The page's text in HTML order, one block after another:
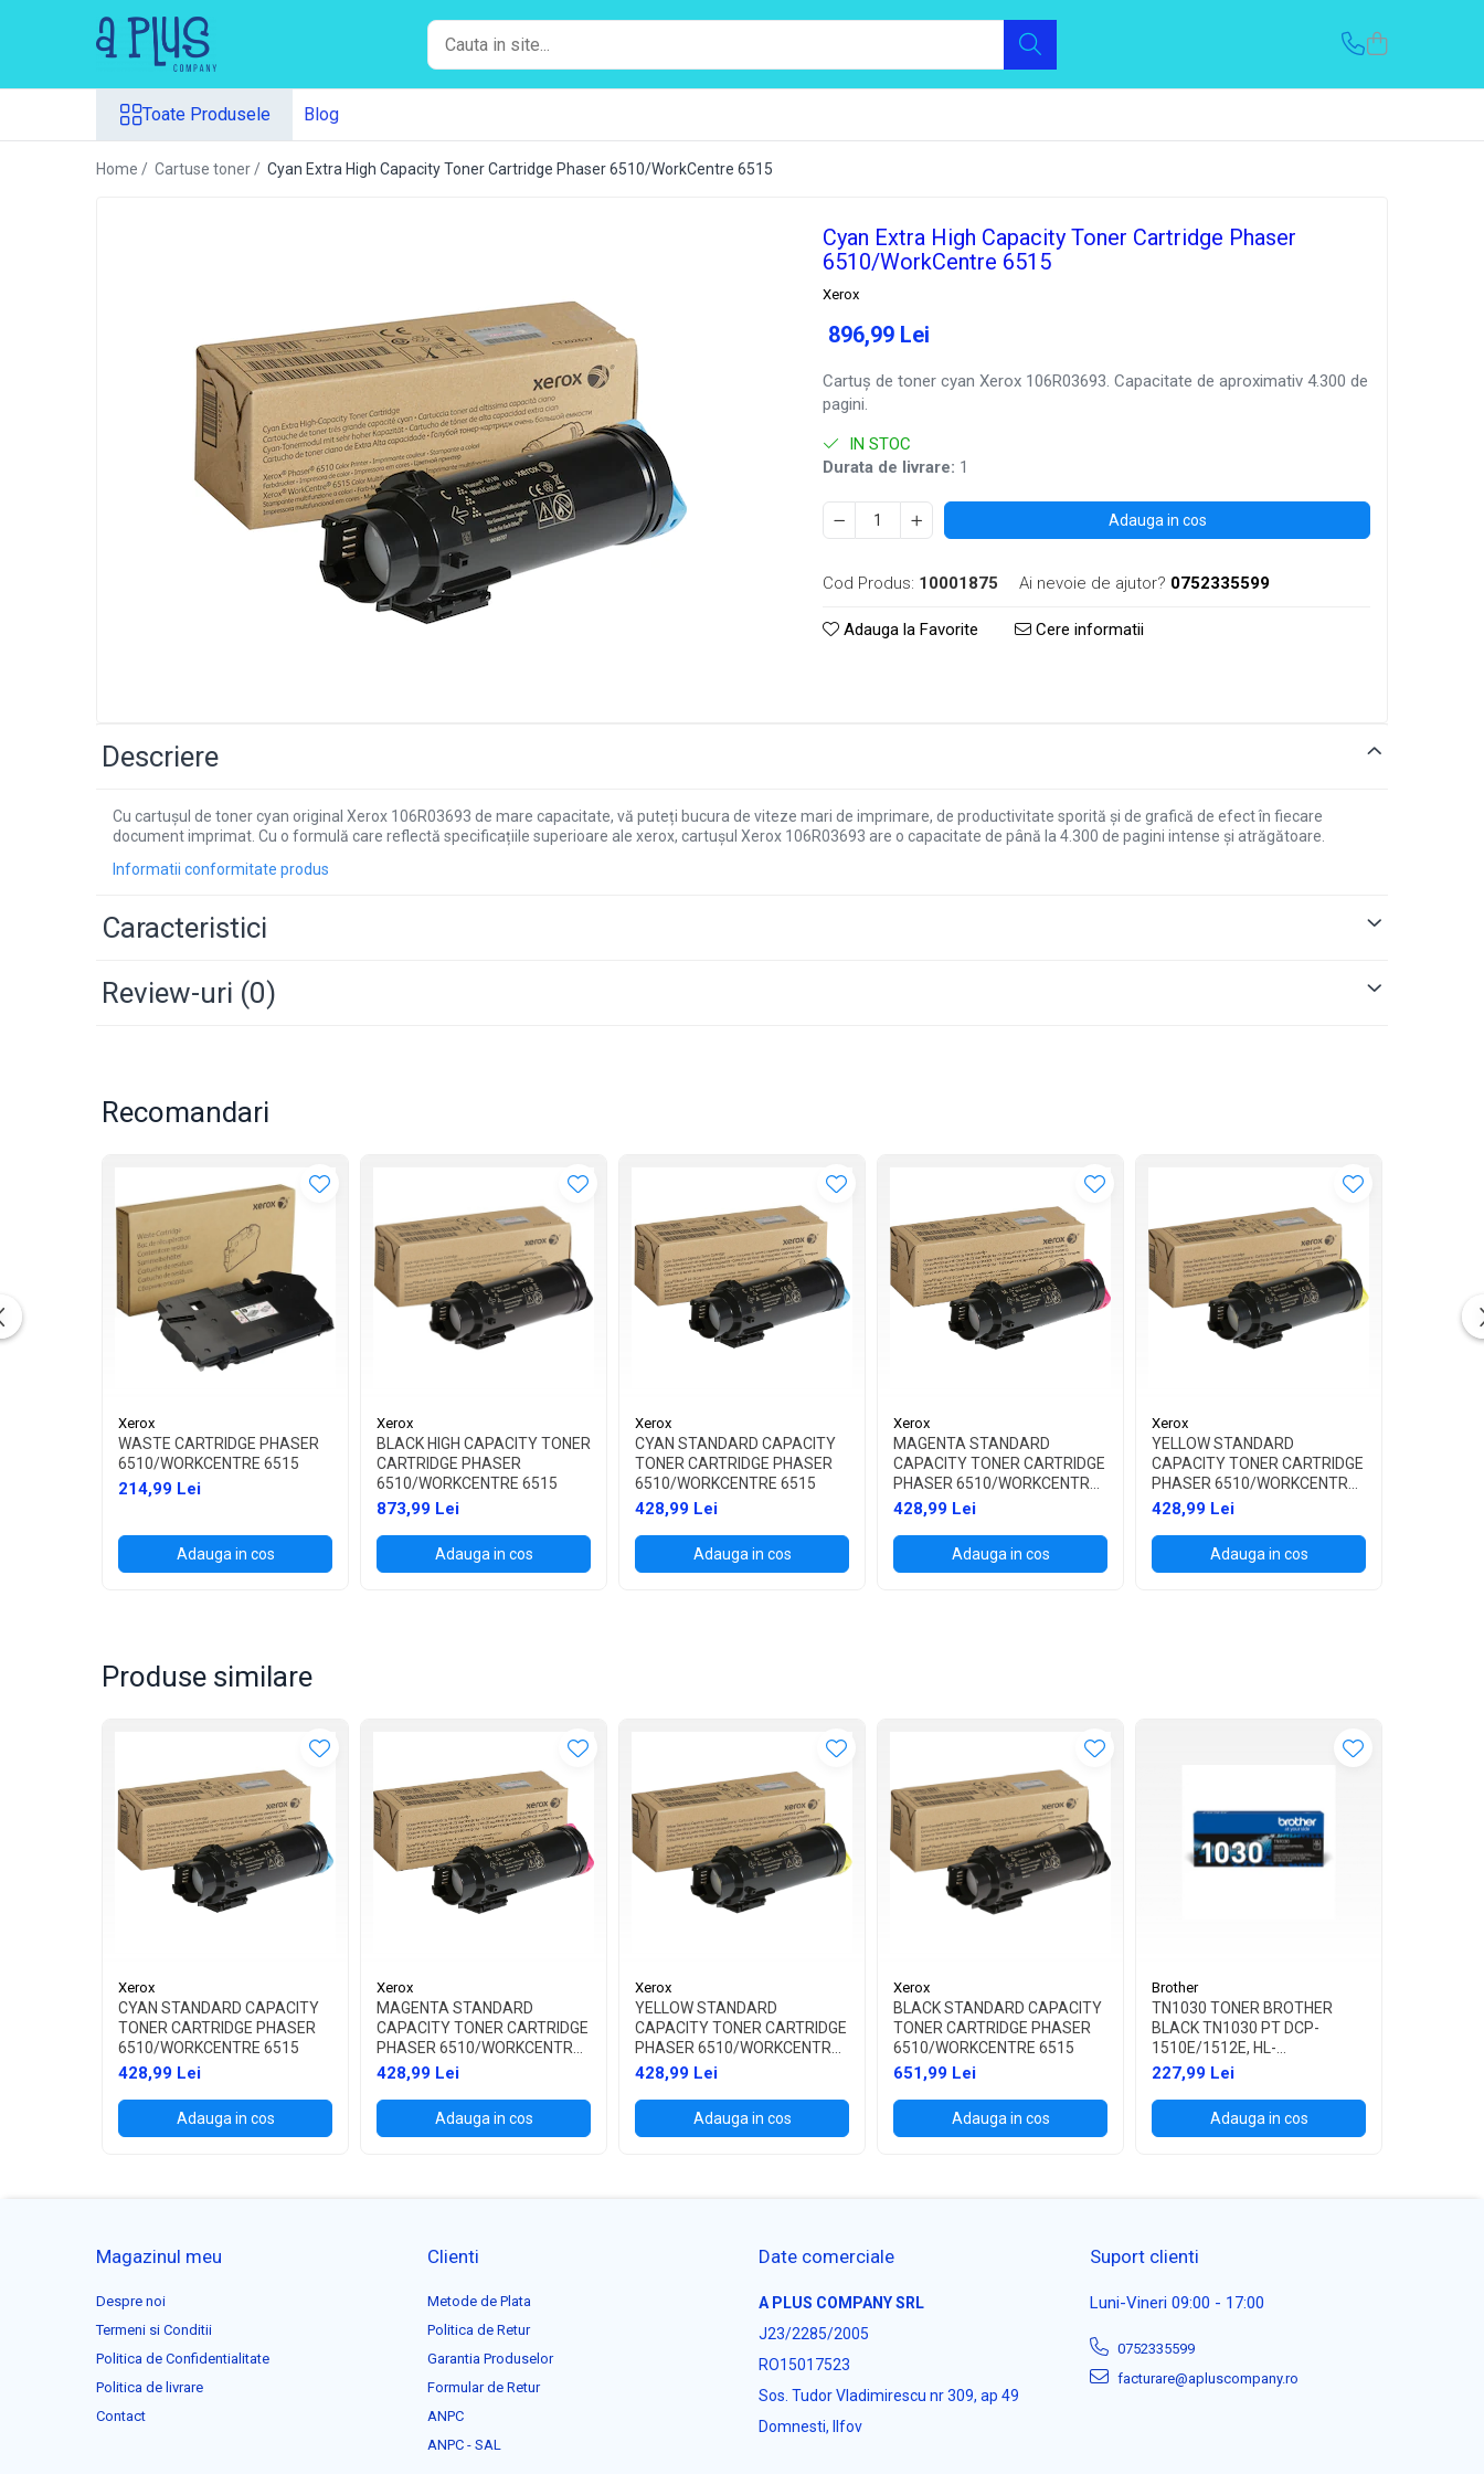
Benzi pentru etichete
Cartuse toner
Toate Produsele Blog
Home / Cartuse toner / Cyan Extra High Capacity Toner Cartridge Phaser 6510/WorkCentre 6515
Cyan Extra High Capacity Toner Cartridge Phaser
6510/WorkCentre 6515
Xerox
896,99 Lei
Cartuș de toner cyan Xerox 106R03693. Capacitate de aproximativ 4.300 de
pagini.
IN STOC
Durata de livrare: 1
Adauga in cos
Cod Produs: 10001875 Ai nevoie de ajutor? 0752335599
Adauga la Favorite Cere informatii
Descriere
Cu cartușul de toner cyan original Xerox 106R03693 de mare capacitate, vă puteți bucura de viteze mari de imprimare, de productivitate sporită și de grafică de efect în fiecare
document imprimat. Cu o formulă care reflectă specificațiile superioare ale xerox, cartușul Xerox 106R03693 are o capacitate de până la 4.300 de pagini intense și atrăgătoare.
Informatii conformitate produs
Caracteristici
Review-uri (0)
Recomandari
Xerox
WASTE CARTRIDGE PHASER
6510/WORKCENTRE 6515
214,99 Lei
Adauga in cos
Xerox
BLACK HIGH CAPACITY TONER
CARTRIDGE PHASER
6510/WORKCENTRE 6515
873,99 Lei
Adauga in cos
Xerox
CYAN STANDARD CAPACITY
TONER CARTRIDGE PHASER
6510/WORKCENTRE 6515
428,99 Lei
Adauga in cos
Xerox
MAGENTA STANDARD
CAPACITY TONER CARTRIDGE
PHASER 6510/WORKCENTRE
6515
428,99 Lei
Adauga in cos
Xerox
YELLOW STANDARD
CAPACITY TONER CARTRIDGE
PHASER 6510/WORKCENTRE
6515
428,99 Lei
Adauga in cos
Produse similare
Xerox
CYAN STANDARD CAPACITY
TONER CARTRIDGE PHASER
6510/WORKCENTRE 6515
428,99 Lei
Adauga in cos
Xerox
MAGENTA STANDARD
CAPACITY TONER CARTRIDGE
PHASER 6510/WORKCENTRE
6515
428,99 Lei
Adauga in cos
Xerox
YELLOW STANDARD
CAPACITY TONER CARTRIDGE
PHASER 6510/WORKCENTRE
6515
428,99 Lei
Adauga in cos
Xerox
BLACK STANDARD CAPACITY
TONER CARTRIDGE PHASER
6510/WORKCENTRE 6515
651,99 Lei
Adauga in cos
Brother
TN1030 TONER BROTHER
BLACK TN1030 PT DCP-
1510E/1512E, HL-
1110E/1112E ,1K
227,99 Lei
Adauga in cos
Magazinul meu
Despre noi
Termeni si Conditii
Politica de Confidentialitate
Politica de livrare
Contact
Clienti
Metode de Plata
Politica de Retur
Garantia Produselor
Formular de Retur
ANPC
ANPC - SAL
Date comerciale
A PLUS COMPANY SRL
J23/2285/2005
RO15017523
Sos. Tudor Vladimirescu nr 309, ap 49
Domnesti, Ilfov
Suport clienti
Luni-Vineri 09:00 - 17:00
0752335599
facturare@apluscompany.ro